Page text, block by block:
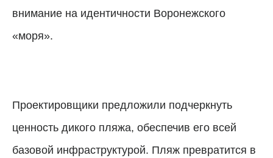
внимание на идентичности Воронежского
«моря».
Проектировщики предложили подчеркнуть
ценность дикого пляжа, обеспечив его всей
базовой инфраструктурой. Пляж превратится в